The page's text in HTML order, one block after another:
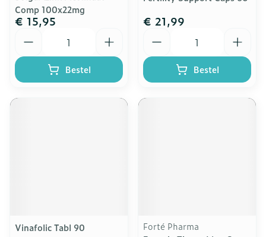
Comp 100x22mg
€ 15,95
Bestel
€ 21,99
Bestel
Vinafolic Tabl 90
Forté Pharma